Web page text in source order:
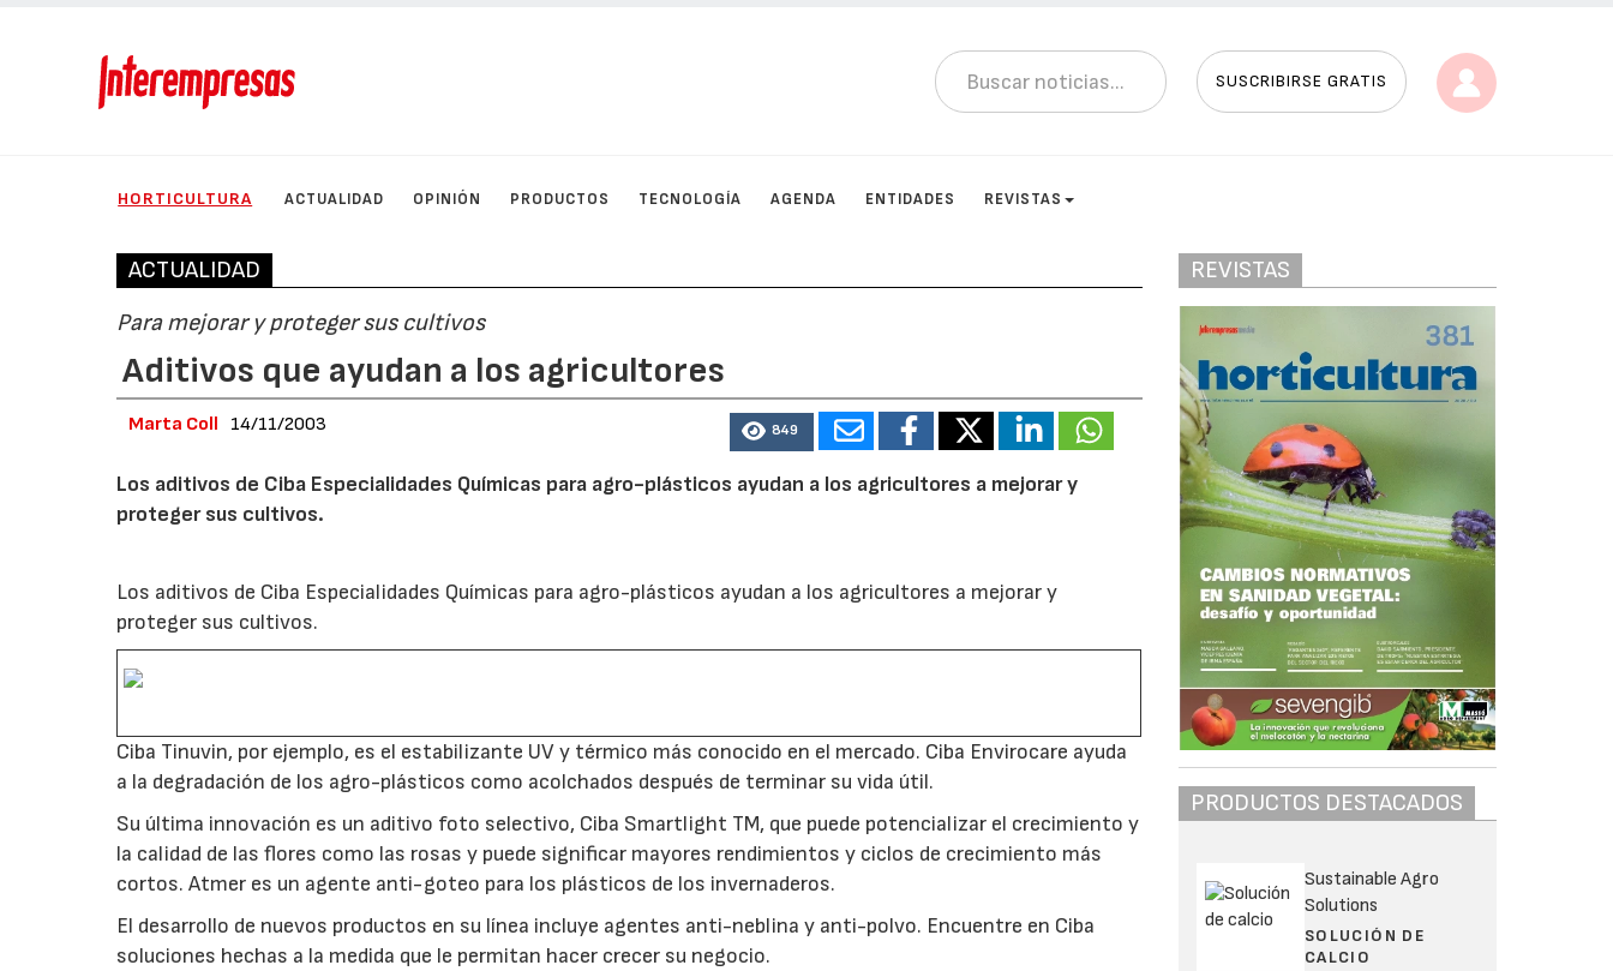
SUSCRIBIRSE GRATIS
HORTICULTURA ACTUALIDAD OPINIÓN PRODUCTOS TECNOLOGÍA AGENDA ENTIDADES REVISTAS
ACTUALIDAD
Para mejorar y proteger sus cultivos
Aditivos que ayudan a los agricultores
Marta Coll 14/11/2003 849
Los aditivos de Ciba Especialidades Químicas para agro-plásticos ayudan a los agricultores a mejorar y
proteger sus cultivos.
Los aditivos de Ciba Especialidades Químicas para agro-plásticos ayudan a los agricultores a mejorar y
proteger sus cultivos.
Ciba Tinuvin, por ejemplo, es el estabilizante UV y térmico más conocido en el mercado. Ciba Envirocare ayuda
a la degradación de los agro-plásticos como acolchados después de terminar su vida útil.
Su última innovación es un aditivo foto selectivo, Ciba Smartlight TM, que puede potencializar el crecimiento y
la calidad de las flores como las rosas y puede significar mayores rendimientos y ciclos de crecimiento más
cortos. Atmer es un agente anti-goteo para los plásticos de los invernaderos.
El desarrollo de nuevos productos en su línea incluye agentes anti-neblina y anti-polvo. Encuentre en Ciba
soluciones hechas a la medida que le permitan hacer crecer su negocio.
REVISTAS
PRODUCTOS DESTACADOS
Sustainable Agro
Solutions
SOLUCIÓN DE
CALCIO